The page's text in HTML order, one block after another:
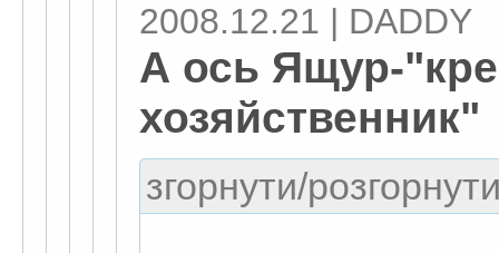
2008.12.21 | DADDY
А ось Ящур-
хозяйственник"
згорнути/